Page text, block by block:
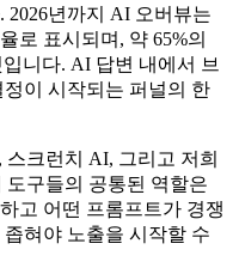
2026년까지 AI 오버뷰는
로 표시되며, 약 65%의
니다. AI 답변 내에서 브
이 시작되는 퍼널의 한
스크런치 AI, 그리고 저희
도구들의 공통된 역할은
고 어떤 프롬프트가 경쟁
혀야 노출을 시작할 수